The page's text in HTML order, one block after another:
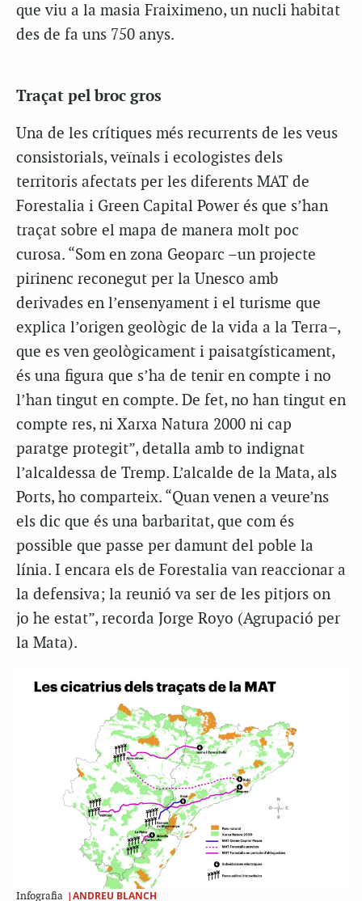
que viu a la masia Fraiximeno, un nucli habitat
des de fa uns 750 anys.
Traçat pel broc gros
Una de les crítiques més recurrents de les veus
consistorials, veïnals i ecologistes dels
territoris afectats per les diferents MAT de
Forestalia i Green Capital Power és que s’han
traçat sobre el mapa de manera molt poc
curosa. “Som en zona Geoparc –un projecte
pirinenc reconegut per la Unesco amb
derivades en l’ensenyament i el turisme que
explica l’origen geològic de la vida a la Terra–,
que es ven geològicament i paisatgísticament,
és una figura que s’ha de tenir en compte i no
l’han tingut en compte. De fet, no han tingut en
compte res, ni Xarxa Natura 2000 ni cap
paratge protegit”, detalla amb to indignat
l’alcaldessa de Tremp. L’alcalde de la Mata, als
Ports, ho comparteix. “Quan venen a veure’ns
els dic que és una barbaritat, que com és
possible que passe per damunt del poble la
línia. I encara els de Forestalia van reaccionar a
la defensiva; la reunió va ser de les pitjors on
jo he estat”, recorda Jorge Royo (Agrupació per
la Mata).
Infografia |ANDREU BLANCH